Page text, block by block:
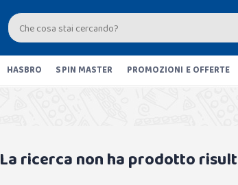
HASBRO SPIN MASTER PROMOZIONI E OFFERTE
La ricerca non ha prodotto